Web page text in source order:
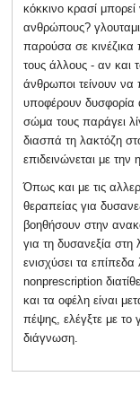
κόκκινο κρασί
ανθρώπους?
παρούσα σε κινέζικα
τους άλλους - αν και
άνθρωποι τείνουν να
υποφέρουν δυσφορία
σώμα τους παράγει
διασπά τη λακτόζη
επιδεινώνεται με την
Όπως και με τις
θεραπείας για
βοηθήσουν στην
για τη δυσανεξία στη
ενισχύσει τα
nonprescription
και τα οφέλη είναι
πέψης, ελέγξτε με το
διάγνωση.